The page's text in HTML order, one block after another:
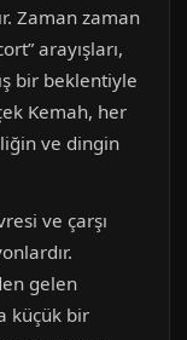
Zaman zaman
arayışları,
bir beklentiyle
Kemah, her
ve dingin
ve çarşı
gelen
küçük bir